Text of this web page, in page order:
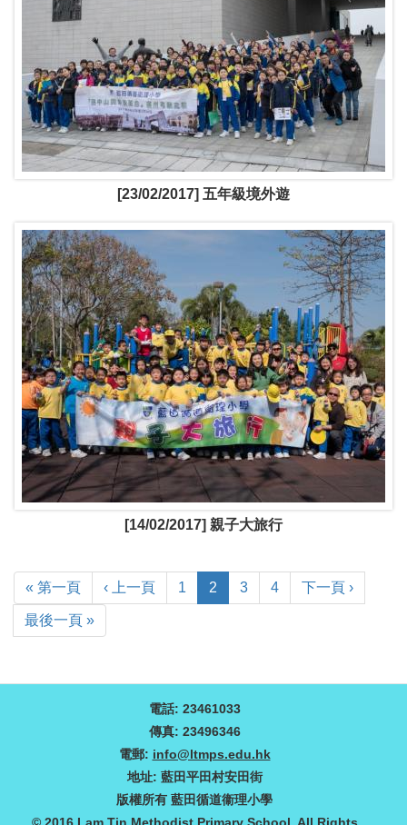
[23/02/2017] 五年級境外遊
[14/02/2017] 親子大旅行
« 第一頁 ‹ 上一頁 1 2 3 4 下一頁 ›
最後一頁 »
電話: 23461033
傳真: 23496346
電郵: info@ltmps.edu.hk
地址: 藍田平田村安田街
版權所有 藍田循道衞理小學
© 2016 Lam Tin Methodist Primary School. All Rights